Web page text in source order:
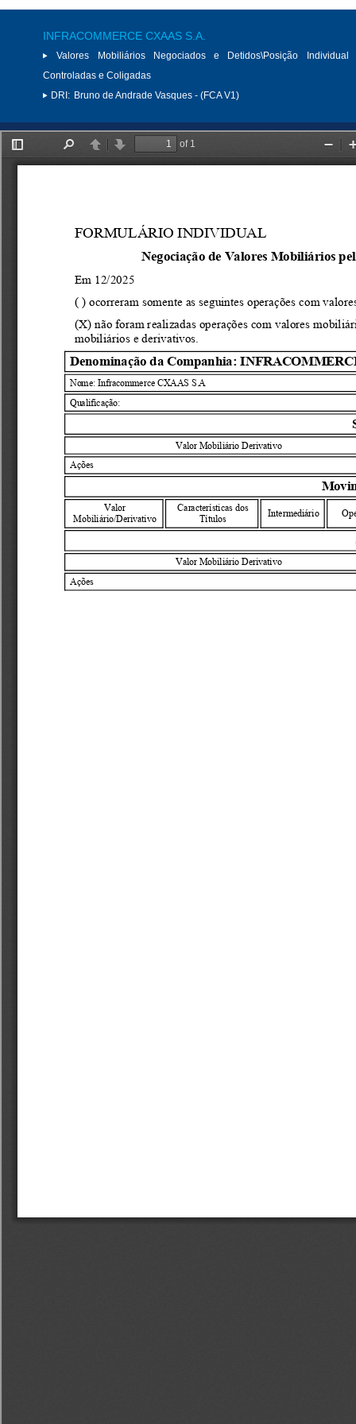
INFRACOMMERCE CXAAS S.A.
Valores Mobiliários Negociados e Detidos\Posição
Controladas e Coligadas
DRI: Bruno de Andrade Vasques - (FCA V1)